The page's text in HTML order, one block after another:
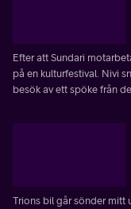
Efter att Sundari
på en kulturfestival. Nivi
besök av ett spöke från
Trions bil går sönder mitt